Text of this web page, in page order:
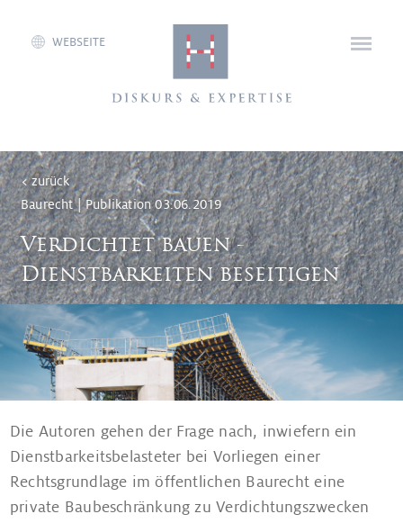
WEBSEITE
< zurück
Baurecht | Publikation03.06.2019
Verdichtet bauen -
Dienstbarkeiten beseitigen
Die Autoren gehen der Frage nach, inwiefern ein
Dienstbarkeitsbelasteter bei Vorliegen einer
Rechtsgrundlage im öffentlichen Baurecht eine
private Baubeschränkung zu Verdichtungszwecken